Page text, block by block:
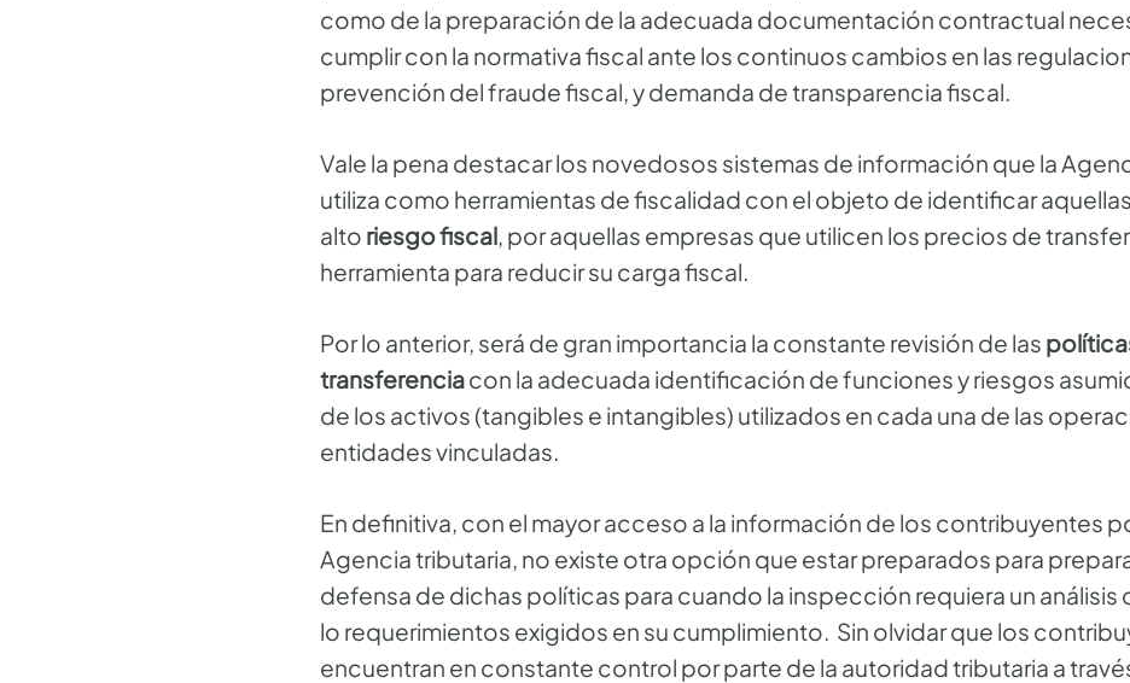
como de la preparación de la adecuada documentación contractual
cumplir con la normativa fiscal ante los continuos cambios en las
prevención del fraude fiscal, y demanda de transparencia fiscal.
Vale la pena destacar los novedosos sistemas de información que la
utiliza como herramientas de fiscalidad con el objeto de identificar
alto riesgo fiscal, por aquellas empresas que utilicen los precios de
herramienta para reducir su carga fiscal.
Por lo anterior, será de gran importancia la constante revisión de las
transferenciacon la adecuada identificación de funciones y riesgos
de los activos (tangibles e intangibles) utilizados en cada una de las
entidades vinculadas.
En definitiva, con el mayor acceso a la información de los contribuyentes
Agencia tributaria, no existe otra opción que estar preparados para
defensa de dichas políticas para cuando la inspección requiera un análisis
lo requerimientos exigidos en su cumplimiento. Sin olvidar que los
encuentran en constante control por parte de la autoridad tributaria a